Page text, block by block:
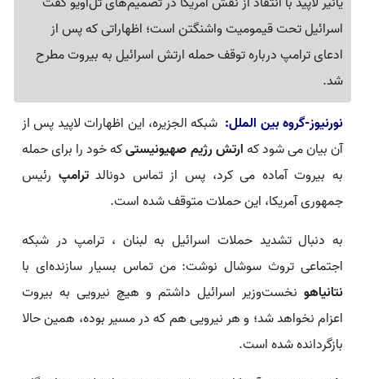
اسرائیل تحت قیمومیت واشنگتن است؛ اظهاراتی که پس از
ادعای ترامپ درباره توقف حمله ارتش اسرائیل به بیروت مطرح
شد.
نورنیوز-گروه بین الملل: شبکه الجزیره، این اظهارات لاپید پس از
آن بیان می شود کهارتش رژیم صهیونیستیکه خود را برای حمله
به بیروت آماده می کرد، پس از تماس دونالدترامپ رئیس
جمهوری آمریکا، این حملات متوقف شده است.
به دنبال تشدید حملات اسرائیل به لبنان ، ترامپ در شبکه
اجتماعی تروث سوشال نوشت: من تماس بسیار سازنده‌ای با
نتانیاهو نخست‌وزیر اسرائیل داشتم و هیچ نیرویی به بیروت
اعزام نخواهد شد؛ و هر نیرویی هم که در مسیر بوده، همین حالا
بازگردانده شده است.